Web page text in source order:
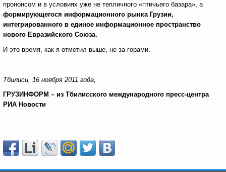
прононсом и в условиях уже не тепличного «птичьего базара», а
формирующегося информационного рынка Грузии,
интегрированного в единое информационное пространство
нового Евразийского Союза.
И это время, как я отметил выше, не за горами.
Тбилиси, 16 ноября 2011 года,
ГРУЗИНФОРМ – из Тбилисского международного пресс-центра
РИА Новости